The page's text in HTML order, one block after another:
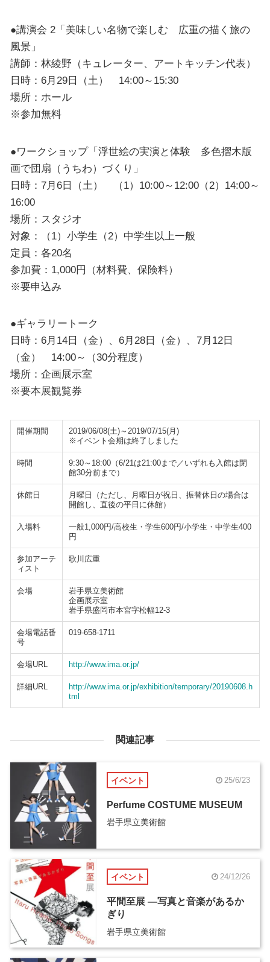
●講演会 2「美味しい名物で楽しむ 広重の描く旅の
風景」
講師：林綾野（キュレーター、アートキッチン代表）
日時：6月29日（土） 14:00～15:30
場所：ホール
※参加無料
●ワークショップ「浮世絵の実演と体験 多色摺木版
画で団扇（うちわ）づくり」
日時：7月6日（土） （1）10:00～12:00（2）14:00～
16:00
場所：スタジオ
対象：（1）小学生（2）中学生以上一般
定員：各20名
参加費：1,000円（材料費、保険料）
※要申込み
●ギャラリートーク
日時：6月14日（金）、6月28日（金）、7月12日
（金） 14:00～（30分程度）
場所：企画展示室
※要本展観覧券
開催期間
2019/06/08(土)～2019/07/15(月)
※イベント会期は終了しました
時間
9:30～18:00（6/21は21:00まで／いずれも入館は閉
館30分前まで）
休館日
月曜日（ただし、月曜日が祝日、振替休日の場合は
開館し、直後の平日に休館）
入場料
一般1,000円/高校生・学生600円/小学生・中学生400
円
参加アーテ
ィスト
歌川広重
会場
岩手県立美術館
企画展示室
岩手県盛岡市本宮字松幅12-3
会場電話番
号
019-658-1711
会場URL http://www.ima.or.jp/
詳細URL
http://www.ima.or.jp/exhibition/temporary/20190608.h
tml
関連記事
イベント 25/6/23
Perfume COSTUME MUSEUM
岩手県立美術館
イベント 24/12/26
平間至展 ―写真と音楽があるか
ぎり
岩手県立美術館